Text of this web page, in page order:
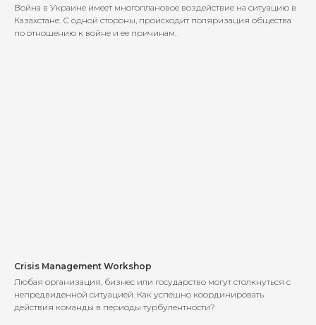
Война в Украине имеет многоплановое воздействие на ситуацию в
Казахстане. С одной стороны, происходит поляризация общества
по отношению к войне и ее причинам.
Crisis Management Workshop
Любая организация, бизнес или государство могут столкнуться с
непредвиденной ситуацией. Как успешно координировать
действия команды в периоды турбулентности?